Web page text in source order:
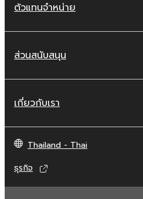
ตัวแทนจำหน่าย
ส่วนสนับสนุน
เกี่ยวกับเรา
Thailand - Thai
ธุรกิจ